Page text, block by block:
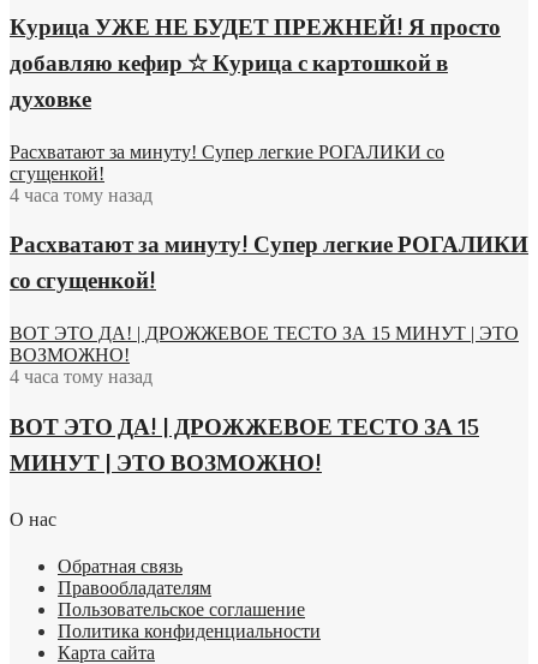
Курица УЖЕ НЕ БУДЕТ ПРЕЖНЕЙ! Я просто
добавляю кефир ☆ Курица с картошкой в
духовке
Расхватают за минуту! Супер легкие РОГАЛИКИ со
сгущенкой!
4 часа тому назад
Расхватают за минуту! Супер легкие РОГАЛИКИ
со сгущенкой!
ВОТ ЭТО ДА! | ДРОЖЖЕВОЕ ТЕСТО ЗА 15 МИНУТ | ЭТО
ВОЗМОЖНО!
4 часа тому назад
ВОТ ЭТО ДА! | ДРОЖЖЕВОЕ ТЕСТО ЗА 15
МИНУТ | ЭТО ВОЗМОЖНО!
О нас
Обратная связь
Правообладателям
Пользовательское соглашение
Политика конфиденциальности
Карта сайта